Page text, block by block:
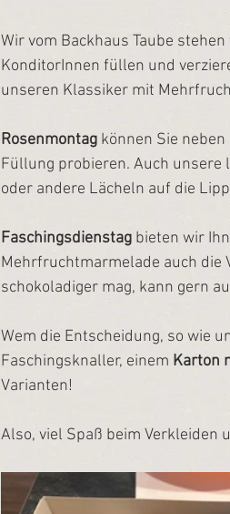
Wir vom Backhaus Taube
KonditorInnen füllen und
unseren Klassiker mit
Rosenmontag können Sie
Füllung probieren. Auch unsere
oder andere Lächeln auf die
Faschingsdienstag bieten wir
Mehrfruchtmarmelade auch die
schokoladiger mag, kann gern
Wem die Entscheidung, so wie
Faschingsknaller, einem Karton
Varianten!
Also, viel Spaß beim Verkleiden